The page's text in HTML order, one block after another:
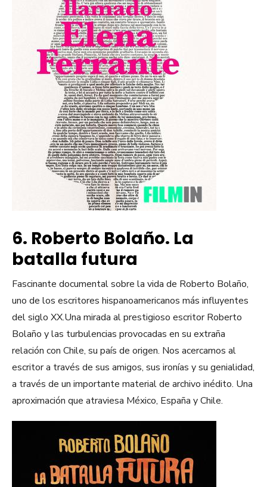
6. Roberto Bolaño. La
batalla futura
Fascinante documental sobre la vida de Roberto Bolaño,
uno de los escritores hispanoamericanos más influyentes
del siglo XX.Una mirada al prestigioso escritor Roberto
Bolaño y las turbulencias provocadas en su extraña
relación con Chile, su país de origen. Nos acercamos al
escritor a través de sus amigos, sus ironías y su genialidad,
a través de un importante material de archivo inédito. Una
aproximación que atraviesa México, España y Chile.